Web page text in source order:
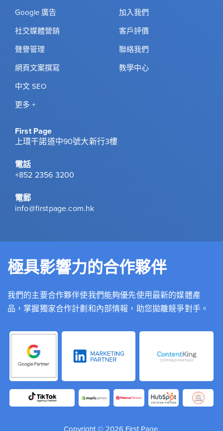
Google 廣告
社交媒體營銷
聲譽管理
網頁文案撰寫
中文 SEO
更多 +
加入我們
客戶評價
聯絡我們
教學中心
First Page
上環干諾道中90號大新行3樓
電話
+852 2356 3200
電郵
info@firstpage.com.hk
極具影響力的合作夥伴
我們的主要合作夥伴使我們能夠優先使用最新的媒體產
品，掌握獨家合作計劃和內部情報，助您拋離競爭對手。